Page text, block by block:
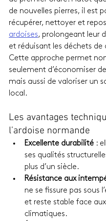
de nouvelles pierres, il est
récupérer, nettoyer et
ardoises, prolongeant leur
et réduisant les déchets de
Cette approche permet
seulement d’économiser de
mais aussi de valoriser un
local.
Les avantages
l’ardoise normande
Excellente durabilité :
ses qualités
plus d’un siècle.
Résistance aux
ne se fissure pas sous
et reste stable face
climatiques.